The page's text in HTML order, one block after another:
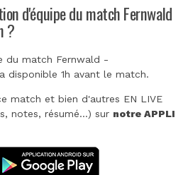
d'équipe du match Fernwald
?
du match Fernwald -
disponible 1h avant le match.
match et bien d'autres EN LIVE
notes, résumé...) sur notre APPLI